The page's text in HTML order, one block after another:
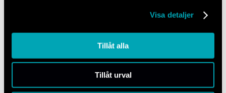
Visa detaljer
Tillåt alla
Tillåt urval